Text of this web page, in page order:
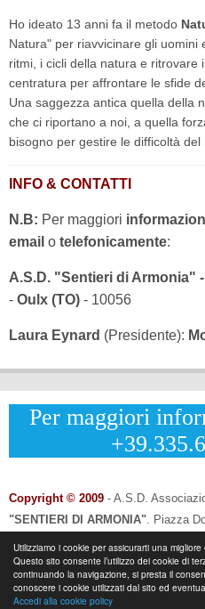
Utilizziamo i cookie per assicurarti una
Questo sito consente l’utilizzo dei cookie di
continuando la navigazione, si presta il
conoscere i cookie utilizzati dal sito ed
Accedi alla cookie policy
Ho ideato 13 anni fa il metodo
Natura" per riavvicinare gli uomini
ritmi, i cicli della natura e ritrovare
centratura per affrontare le sfide
Una saggezza antica quella della
che ci riportano a noi, a quella
bisogno per gestire le difficoltà del
INFO & CONTATTI
N.B: Per maggiori
email o telefonicamente:
A.S.D. "Sentieri di Armonia" -
- Oulx (TO) - 10056
Laura Eynard (Presidente):
Per maggiori
Copyright © 2009 - A.S.D.
"SENTIERI DI ARMONIA"
Piazza
Info & Contatti:Laura Eynard: +
-Email: info@sentieridiarmonia.com